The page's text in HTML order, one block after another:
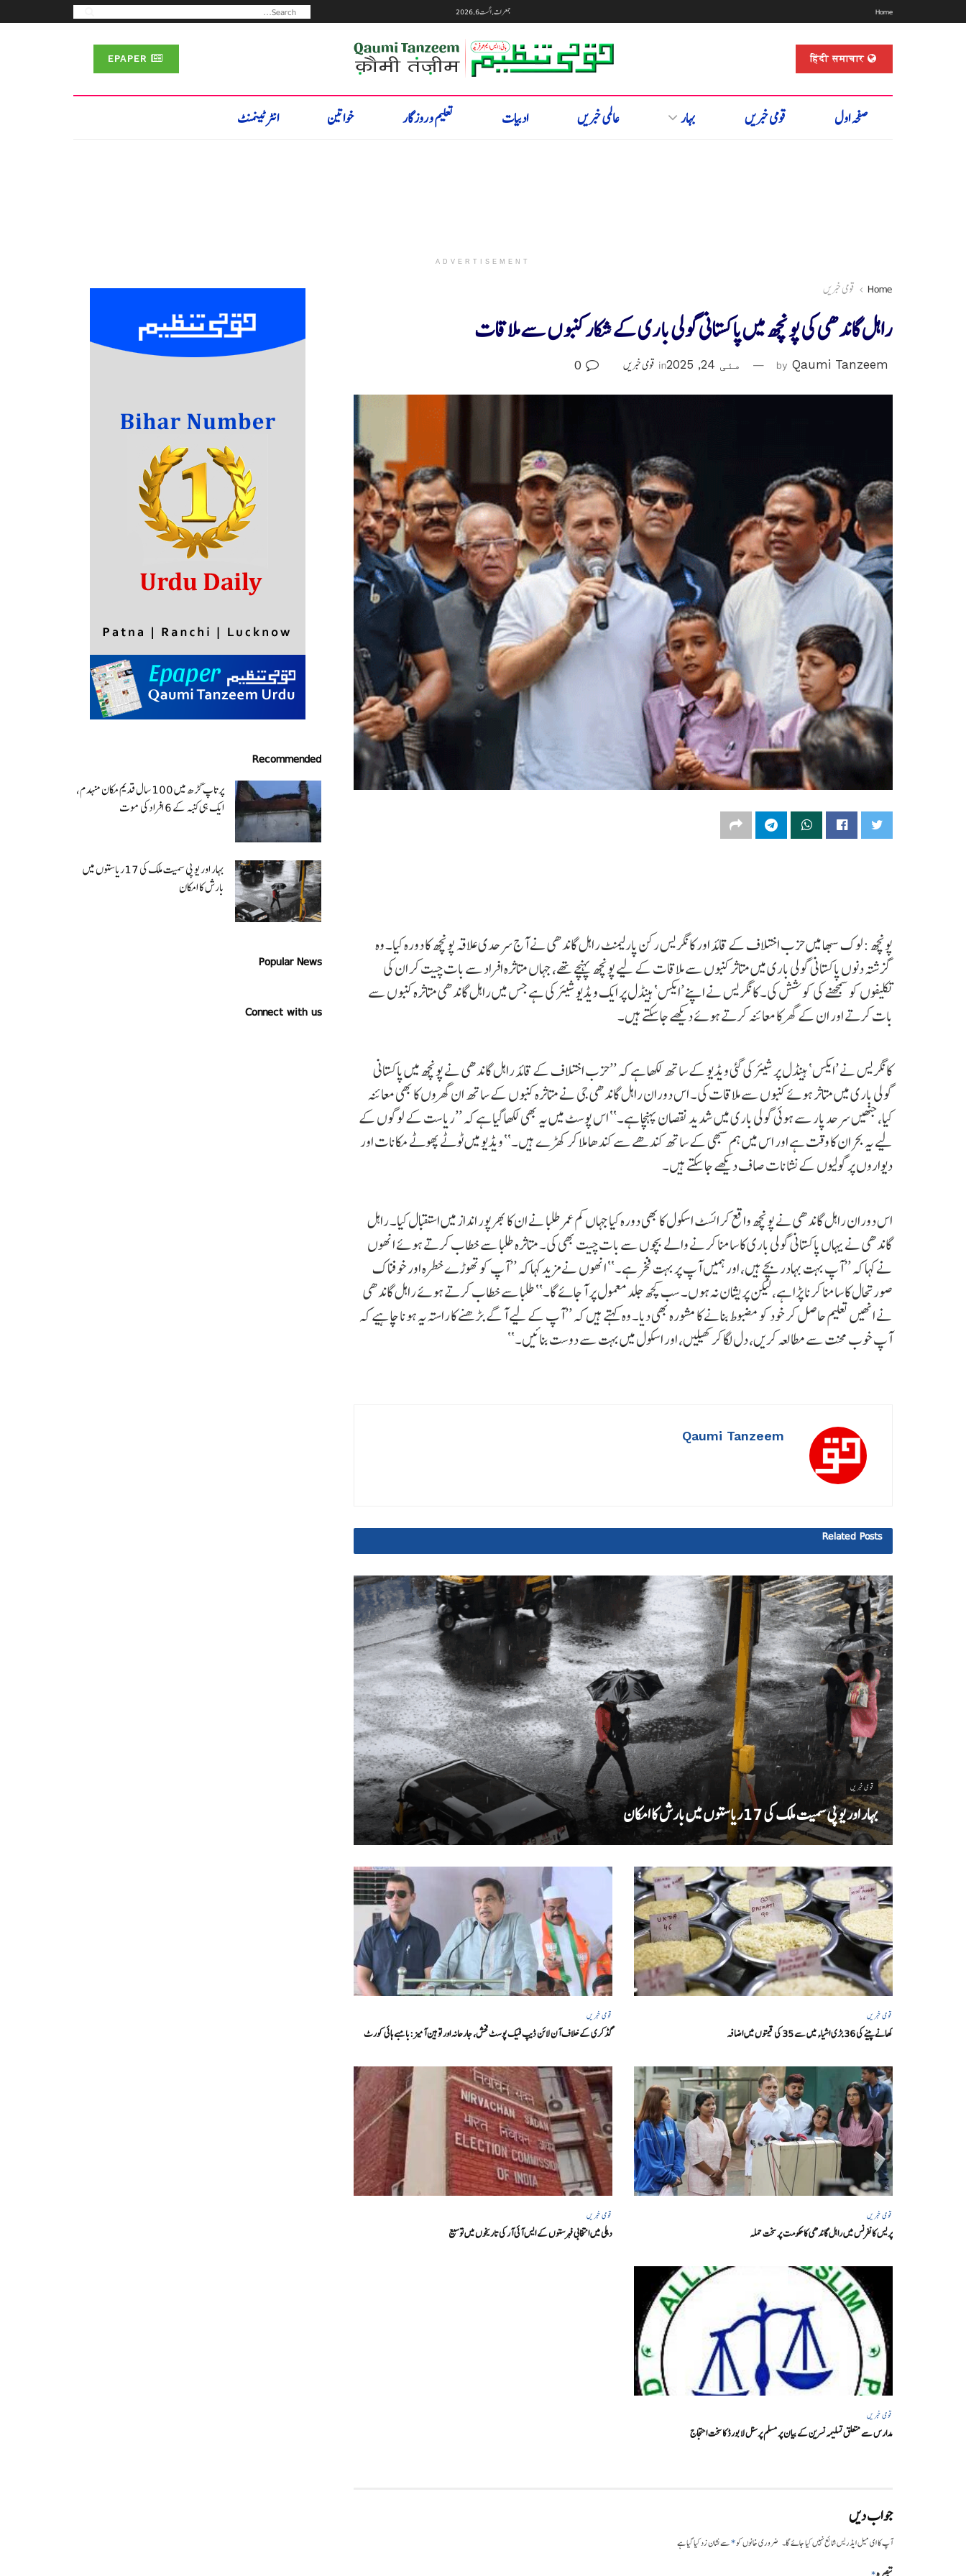
Home جمعرات, اگست 6, 2026
हिंदी समाचार
صفحہ اول قومی خبریں بہار عالمی خبریں ادبیات تعلیم و روزگار خواتین انٹرٹینمنٹ
ADVERTISEMENT
Home قومی خبریں
راہل گاندھی کی پونچھ میں پاکستانی گولی باری کے شکار کنبوں سے ملاقات
by Qaumi Tanzeem مئی 24, 2025 in قومی خبریں
پونچھ :لوک سبھا میں حزب اختلاف کے قائد اور کانگریس رکن پارلیمنٹ راہل گاندھی نے آج سرحدی علاقہ پونچھ کا دورہ کیا۔ وہ
گزشتہ دنوں پاکستانی گولی باری میں متاثر کنبوں سے ملاقات کے لیے پونچھ پہنچے تھے، جہاں متاثرہ افراد سے بات چیت کر ان کی
تکلیفوں کو سمجھنے کی کوشش کی۔ کانگریس نے اپنے ’ایکس‘ ہینڈل پر ایک ویڈیو شیئر کی ہے جس میں راہل گاندھی متاثرہ کنبوں سے
بات کرتے اور ان کے گھر کا معائنہ کرتے ہوئے دیکھے جا سکتے ہیں۔
کانگریس نے ’ایکس‘ ہینڈل پر شیئر کی گئی ویڈیو کے ساتھ لکھا ہے کہ ’’حزب اختلاف کے قائد راہل گاندھی نے پونچھ میں پاکستانی
گولی باری میں متاثر ہوئے کنبوں سے ملاقات کی۔ اس دوران راہل گاندھی جی نے متاثرہ کنبوں کے ساتھ ان گھروں کا بھی معائنہ
کیا، جنھیں سرحد پار سے ہوئی گولی باری میں شدید نقصان پہنچا ہے۔‘‘ اس پوسٹ میں یہ بھی لکھا گیا ہے کہ ’’ریاست کے لوگوں کے
لیے یہ بحران کا وقت ہے اور اس میں ہم سبھی کے ساتھ کندھے سے کندھا ملا کر کھڑے ہیں۔‘‘ ویڈیو میں ٹوٹے پھوٹے مکانات اور
دیواروں پر گولیوں کے نشانات صاف دیکھے جا سکتے ہیں۔
اس دوران راہل گاندھی نے پونچھ واقع کرائسٹ اسکول کا بھی دورہ کیا جہاں کم عمر طلبا نے ان کا بھرپور انداز میں استقبال کیا۔ راہل
گاندھی نے یہاں پاکستانی گولی باری کا سامنا کرنے والے بچوں سے بات چیت بھی کی۔ متاثرہ طلبا سے خطاب کرتے ہوئے انھوں
نے کہا کہ ’’آپ بہت بہادر بچے ہیں، اور ہمیں آپ پر بہت فخر ہے۔‘‘ انھوں نے مزید کہا کہ ’’آپ کو تھوڑے خطرہ اور خوفناک
صورتحال کا سامنا کرنا پڑا ہے، لیکن پریشان نہ ہوں۔ سب کچھ جلد معمول پر آ جائے گا۔‘‘ طلبا سے خطاب کرتے ہوئے راہل گاندھی
نے انھیں تعلیم حاصل کر خود کو مضبوط بنانے کا مشورہ بھی دیا۔ وہ کہتے ہیں کہ ’’آپ کے لیے آگے بڑھنے کا راستہ یہ ہونا چاہیے کہ
آپ خوب محنت سے مطالعہ کریں، دل لگا کر کھیلیں، اور اسکول میں بہت سے دوست بنائیں۔‘‘
Qaumi Tanzeem
Related Posts
قومی خبریں
بہار اور یو پی سمیت ملک کی 17ریاستوں میں بارش کا امکان
قومی خبریں
کھانے پینے کی 36 بڑی اشیاء میں سے 35 کی قیمتوں میں اضافہ
قومی خبریں
گڈکری کے خلاف آن لائن ڈیپ فیک پوسٹ فحش، جارحانہ اور توہین آمیز:بامبے ہائی کورٹ
قومی خبریں
پریس کانفرنس میں راہل گاندھی کا حکومت پر سخت حملہ
قومی خبریں
دہلی میں انتخابی فہرستوں کے ایس آئی آر کی تاریخوں میں توسیع
قومی خبریں
مدارس سے متعلق تسلیمہ نسرین کے بیان پر مسلم پرسنل لا بورڈ کا سخت احتجاج
جواب دیں
آپ کا ای میل ایڈریس شائع نہیں کیا جائے گا۔ ضروری خانوں کو*سے نشان زد کیا گیا ہے
Recommended
پرتاپ گڑھ میں 100 سال قدیم مکان منہدم،
ایک ہی کنبہ کے 6 افراد کی موت
بہار اور یو پی سمیت ملک کی 17ریاستوں میں
بارش کا امکان
Popular News
Connect with us